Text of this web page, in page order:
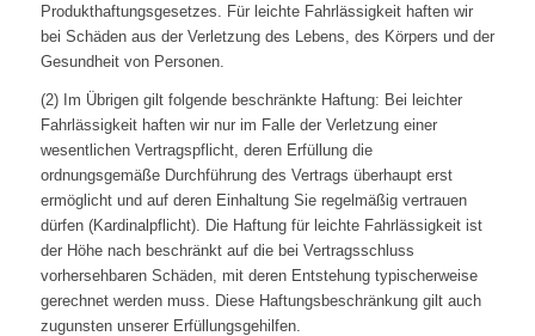
Produkthaftungsgesetzes. Für leichte Fahrlässigkeit haften wir
bei Schäden aus der Verletzung des Lebens, des Körpers und der
Gesundheit von Personen.
(2) Im Übrigen gilt folgende beschränkte Haftung: Bei leichter
Fahrlässigkeit haften wir nur im Falle der Verletzung einer
wesentlichen Vertragspflicht, deren Erfüllung die
ordnungsgemäße Durchführung des Vertrags überhaupt erst
ermöglicht und auf deren Einhaltung Sie regelmäßig vertrauen
dürfen (Kardinalpflicht). Die Haftung für leichte Fahrlässigkeit ist
der Höhe nach beschränkt auf die bei Vertragsschluss
vorhersehbaren Schäden, mit deren Entstehung typischerweise
gerechnet werden muss. Diese Haftungsbeschränkung gilt auch
zugunsten unserer Erfüllungsgehilfen.